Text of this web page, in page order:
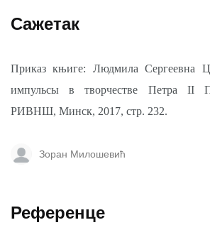
Сажетак
Приказ књиге: Людмила Сергеевна
импульсы в творчестве Петра II
РИВНШ, Минск, 2017, стр. 232.
Зоран Милошевић
Референце